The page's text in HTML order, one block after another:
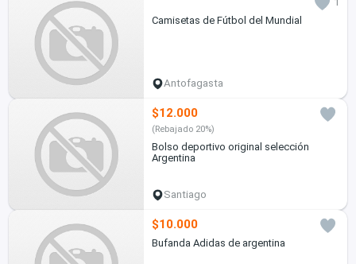
Camisetas de Fútbol del Mundial
Antofagasta
$12.000
(Rebajado 20%)
Bolso deportivo original selección
Argentina
Santiago
$10.000
Bufanda Adidas de argentina